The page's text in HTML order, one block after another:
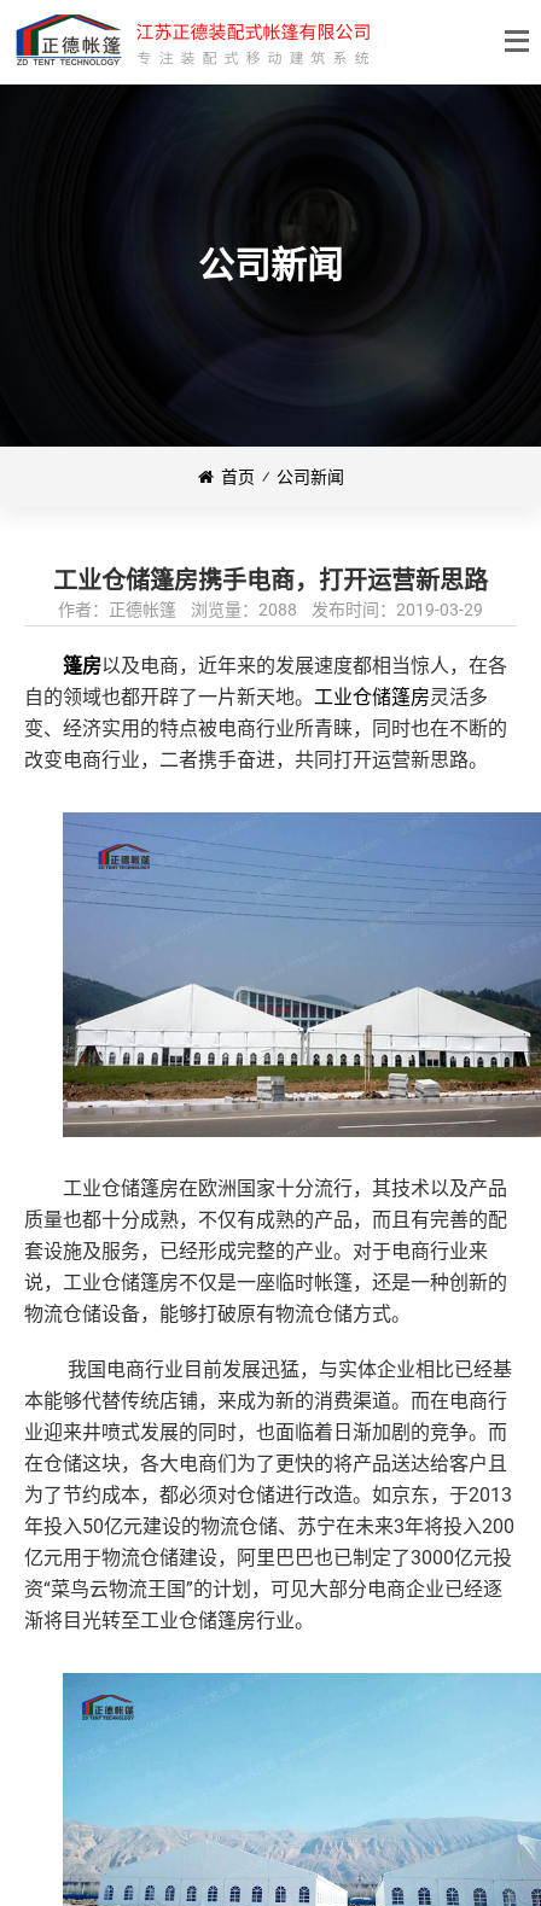
公司新闻
首页 ⁄ 公司新闻
工业仓储篷房携手电商，打开运营新思路
作者：正德帐篷 浏览量：2088 发布时间：2019-03-29
篷房以及电商，近年来的发展速度都相当惊人，在各
自的领域也都开辟了一片新天地。 工业仓储篷房灵活多
变、经济实用的特点被电商行业所青睐，同时也在不断的
改变电商行业，二者携手奋进，共同打开运营新思路。
工业仓储篷房在欧洲国家十分流行，其技术以及产品
质量也都十分成熟，不仅有成熟的产品，而且有完善的配
套设施及服务，已经形成完整的产业。对于电商行业来
说，工业仓储篷房不仅是一座临时帐篷，还是一种创新的
物流仓储设备，能够打破原有物流仓储方式。
我国电商行业目前发展迅猛，与实体企业相比已经基
本能够代替传统店铺，来成为新的消费渠道。而在电商行
业迎来井喷式发展的同时，也面临着日渐加剧的竞争。而
在仓储这块，各大电商们为了更快的将产品送达给客户且
为了节约成本，都必须对仓储进行改造。如京东，于2013
年投入50亿元建设的物流仓储、苏宁在未来3年将投入200
亿元用于物流仓储建设，阿里巴巴也已制定了3000亿元投
资“菜鸟云物流王国”的计划，可见大部分电商企业已经逐
渐将目光转至工业仓储篷房行业。